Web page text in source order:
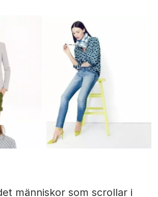
människor som scrollar i